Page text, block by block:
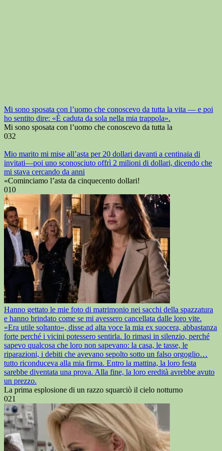
Mi sono sposata con l’uomo che conoscevo da tutta la vita — e poi
ho sentito dire: «È caduta da sola nella mia trappola».
Mi sono sposata con l’uomo che conoscevo da tutta la
032
Mio marito mi mise all’asta per 20 dollari davanti a centinaia di
invitati—poi uno sconosciuto offrì 2 milioni di dollari, dicendo che
mi stava cercando da anni
«Cominciamo l’asta da cinquecento dollari!
010
Hanno gettato le mie foto di matrimonio nei sacchi della spazzatura
e hanno brindato come se mi avessero cancellata dalle loro vite.
«Era utile soltanto», disse ad alta voce la mia ex suocera, abbastanza
forte perché i vicini potessero sentirla. Io rimasi in silenzio, perché
sapevo qualcosa che loro non sapevano: la casa, le tasse, le
riparazioni, i debiti che avevano sepolto sotto un falso orgoglio…
tutto riconduceva alla mia firma. Entro la mattina, la loro festa
sarebbe diventata una prova. Alla fine, la loro eredità avrebbe avuto
un prezzo.
La prima esplosione di un razzo squarciò il cielo notturno
021